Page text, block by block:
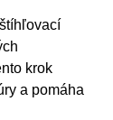
krok
a pomáha